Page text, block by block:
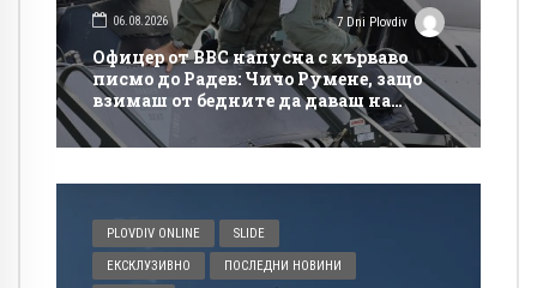
06.08.2026 7 Dni Plovdiv
Офицер от ВВС напусна с кърваво
писмо до Радев: Чичо Румене, защо
взимаш от бедните да даваш на
богатите?
PLOVDIV ONLINE SLIDE
ЕКСКЛУЗИВНО ПОСЛЕДНИ НОВИНИ